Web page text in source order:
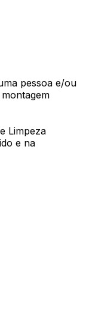
pessoa e/ou
Limpeza
e na